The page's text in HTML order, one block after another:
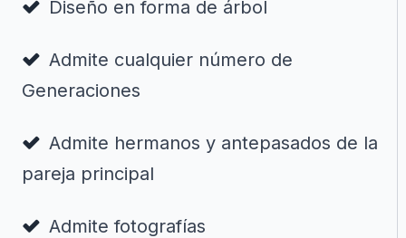
Diseño en forma de árbol
Admite cualquier número de
Generaciones
Admite hermanos y antepasados de la
pareja principal
Admite fotografías